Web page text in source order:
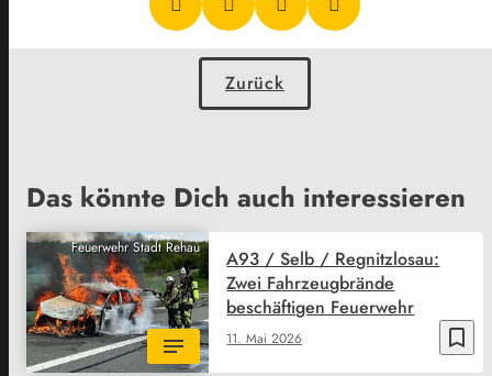
Zurück
Das könnte Dich auch interessieren
Feuerwehr Stadt Rehau
bookmark_border
11. Mai 2026
A93 / Selb / Regnitzlosau:
Zwei Fahrzeugbrände
beschäftigen Feuerwehr